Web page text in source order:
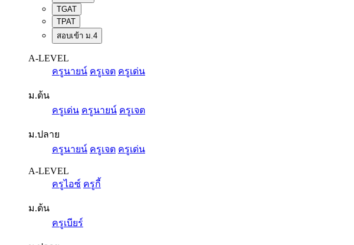
TGAT
TPAT
สอบเข้า ม.4
A-LEVEL
ครูนายน์ ครูเจต ครูเด่น
ม.ต้น
ครูเด่น ครูนายน์ ครูเจต
ม.ปลาย
ครูนายน์ ครูเจต ครูเด่น
A-LEVEL
ครูไอซ์ ครูกี้
ม.ต้น
ครูเบียร์